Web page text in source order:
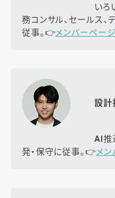
いろ
務コンサル、セールス
従事。👉️メンバーページ
設計
AI推
発・保守に従事。👉️メ